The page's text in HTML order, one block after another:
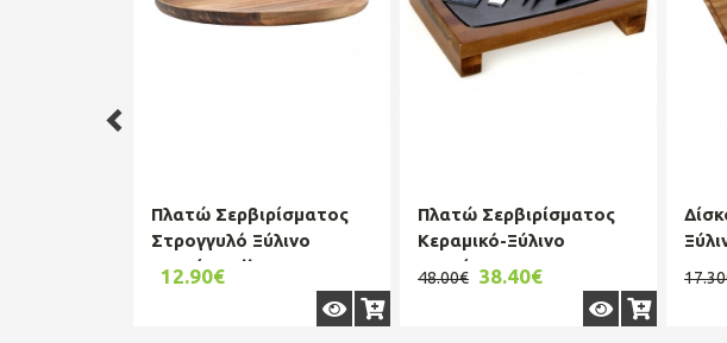
Πλατώ Σερβιρίσματος
Στρογγυλό Ξύλινο
Ακακίας Allure 30x2εκ.
12.90€
Πλατώ Σερβιρίσματος
Κεραμικό-Ξύλινο
Ακακίας 28x20x5εκ.
48.00€ 38.40€